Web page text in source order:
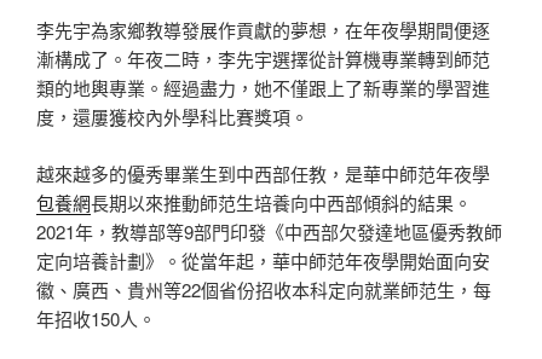
李先宇為家鄉教導發展作貢獻的夢想，在年夜學期間便逐
漸構成了。年夜二時，李先宇選擇從計算機專業轉到師范
類的地輿專業。經過盡力，她不僅跟上了新專業的學習進
度，還屢獲校內外學科比賽獎項。
越來越多的優秀畢業生到中西部任教，是華中師范年夜學
包養網長期以來推動師范生培養向中西部傾斜的結果。
2021年，教導部等9部門印發《中西部欠發達地區優秀教師
定向培養計劃》。從當年起，華中師范年夜學開始面向安
徽、廣西、貴州等22個省份招收本科定向就業師范生，每
年招收150人。